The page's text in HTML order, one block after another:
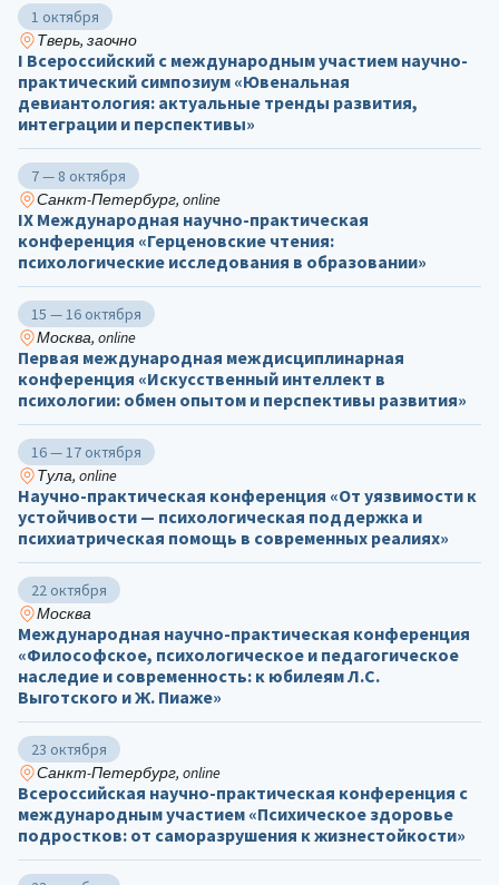
1 октября
Тверь, заочно
I Всероссийский с международным участием научно-
практический симпозиум «Ювенальная
девиантология: актуальные тренды развития,
интеграции и перспективы»
7 — 8 октября
Санкт-Петербург, online
IX Международная научно-практическая
конференция «Герценовские чтения:
психологические исследования в образовании»
15 — 16 октября
Москва, online
Первая международная междисциплинарная
конференция «Искусственный интеллект в
психологии: обмен опытом и перспективы развития»
16 — 17 октября
Тула, online
Научно-практическая конференция «От уязвимости к
устойчивости — психологическая поддержка и
психиатрическая помощь в современных реалиях»
22 октября
Москва
Международная научно-практическая конференция
«Философское, психологическое и педагогическое
наследие и современность: к юбилеям Л.С.
Выготского и Ж. Пиаже»
23 октября
Санкт-Петербург, online
Всероссийская научно-практическая конференция с
международным участием «Психическое здоровье
подростков: от саморазрушения к жизнестойкости»